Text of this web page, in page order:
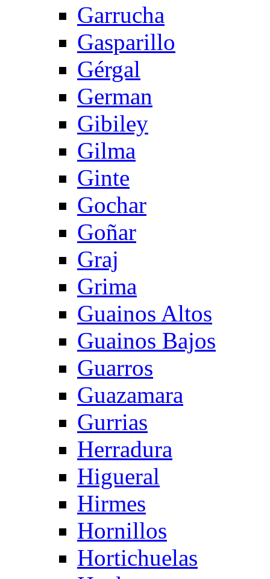
Garrucha
Gasparillo
Gérgal
German
Gibiley
Gilma
Ginte
Gochar
Goñar
Graj
Grima
Guainos Altos
Guainos Bajos
Guarros
Guazamara
Gurrias
Herradura
Higueral
Hirmes
Hornillos
Hortichuelas